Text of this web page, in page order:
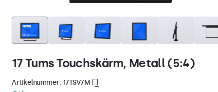
17 Tums Touchskärm, Metall (5:4)
Artikelnummer: 17TSV7M